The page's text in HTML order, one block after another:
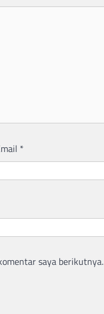
*
saya berikutnya.